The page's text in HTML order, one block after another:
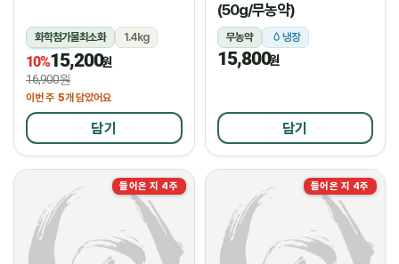
화학첨가물최소화
1.4kg
냉장
10%15,200원
16,900원
이번 주 5개 담았어요
담기
(50g/무농약)
무농약 냉장
15,800원
담기
들어온 지 4주 들어온 지 4주